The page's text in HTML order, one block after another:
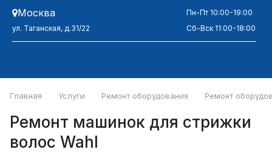
Москва
ул. Таганская, д.31/22
Пн-Пт 10:00-19:00
Сб-Вск 11:00-18:00
Главная Услуги Ремонт оборудования Ремонт
Ремонт машинок для стрижки
волос Wahl